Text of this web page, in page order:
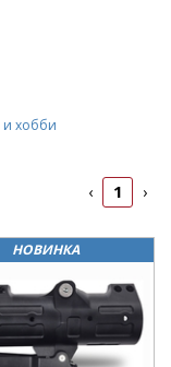
хобби
‹ 1 ›
НОВИНКА